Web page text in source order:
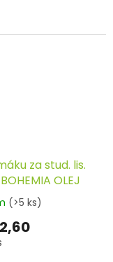
za stud. lis.
OLEJ
(>5 ks)